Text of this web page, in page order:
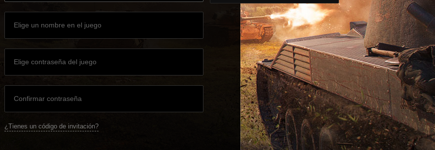
¿Tienes un código de invitación?